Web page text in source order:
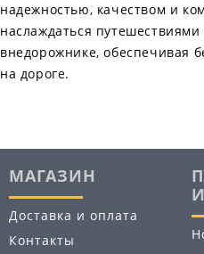
надежностью, качеством и
наслаждаться
внедорожнике, обеспечивая
на дороге.
МАГАЗИН
Доставка и оплата
Контакты